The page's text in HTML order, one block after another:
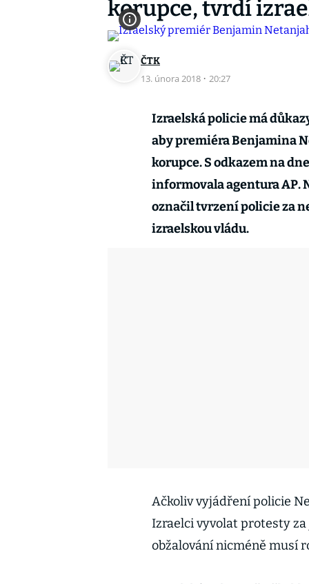
korupce, tvrdí
ČTK
13. února 2018 · 20:27
Izraelská policie má
aby premiéra Benjamina
korupce. S odkazem na
informovala agentura AP.
označil tvrzení policie za
izraelskou vládu.
Ačkoliv vyjádření policie
Izraelci vyvolat protesty za
obžalování nicméně musí